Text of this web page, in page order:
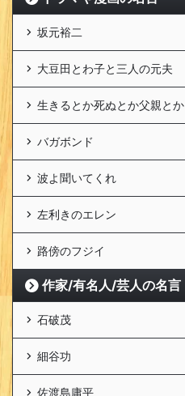
坂元裕二
大豆田とわ子と三人の元夫
生きるとか死ぬとか父親とか
バガボンド
波よ聞いてくれ
左利きのエレン
路傍のフジイ
作家/有名人/芸人の名言
石破茂
細谷功
佐渡島庸平